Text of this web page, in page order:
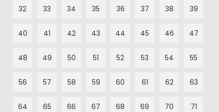
32 33 34 35 36 37 38 39
40 41 42 43 44 45 46 47
48 49 50 51 52 53 54 55
56 57 58 59 60 61 62 63
64 65 66 67 68 69 70 71